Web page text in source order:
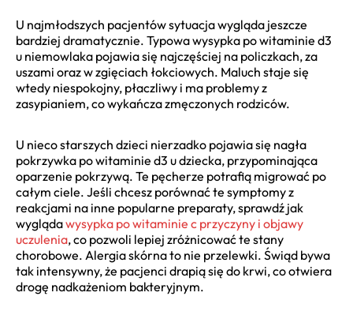
U najmłodszych pacjentów sytuacja wygląda jeszcze
bardziej dramatycznie. Typowa wysypka po witaminie d3
u niemowlaka pojawia się najczęściej na policzkach, za
uszami oraz w zgięciach łokciowych. Maluch staje się
wtedy niespokojny, płaczliwy i ma problemy z
zasypianiem, co wykańcza zmęczonych rodziców.
U nieco starszych dzieci nierzadko pojawia się nagła
pokrzywka po witaminie d3 u dziecka, przypominająca
oparzenie pokrzywą. Te pęcherze potrafią migrować po
całym ciele. Jeśli chcesz porównać te symptomy z
reakcjami na inne popularne preparaty, sprawdź jak
wyglądawysypka po witaminie c przyczyny i objawy
uczulenia, co pozwoli lepiej zróżnicować te stany
chorobowe. Alergia skórna to nie przelewki. Świąd bywa
tak intensywny, że pacjenci drapią się do krwi, co otwiera
drogę nadkażeniom bakteryjnym.